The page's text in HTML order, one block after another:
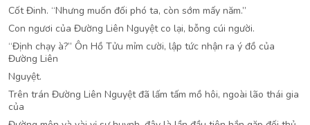
Cốt Đinh. “Nhưng muốn đối phó ta, còn sớm mấy năm.”
Con ngươi của Đường Liên Nguyệt co lại, bỗng cúi người.
“Định chạy à?” Ôn Hồ Tửu mỉm cười, lập tức nhận ra ý đồ của
Đường Liên
Nguyệt.
Trên trán Đường Liên Nguyệt đã lấm tấm mồ hôi, ngoài lão thái gia
của